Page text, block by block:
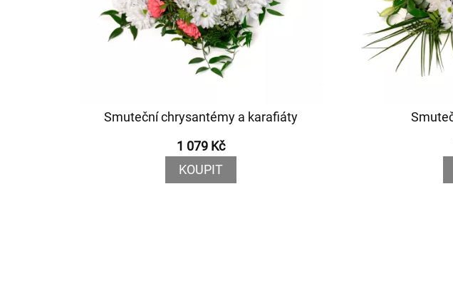
Smuteční chrysantémy a karafiáty
1 079 Kč
KOUPIT